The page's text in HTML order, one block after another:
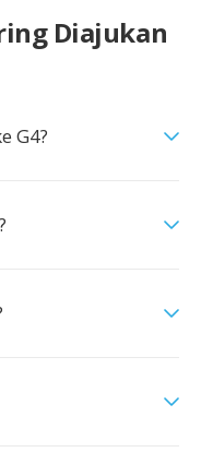
Diajukan
G4?